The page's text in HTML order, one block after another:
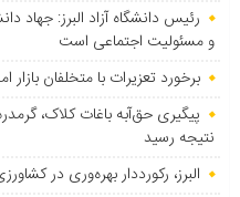
رئیس دانشگاه آزاد البرز:
و مسئولیت اجتماعی است
برخورد تعزیرات با متخلفان بازار املاک البرز؛
پیگیری حق‌آبه باغات کلاک،
نتیجه رسید
البرز، رکورددار بهره‌وری در